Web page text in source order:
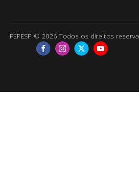
FEPESP © 2026 Todos os direitos